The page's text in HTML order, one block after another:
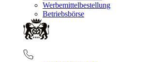
Werbemittelbestellung
Betriebsbörse